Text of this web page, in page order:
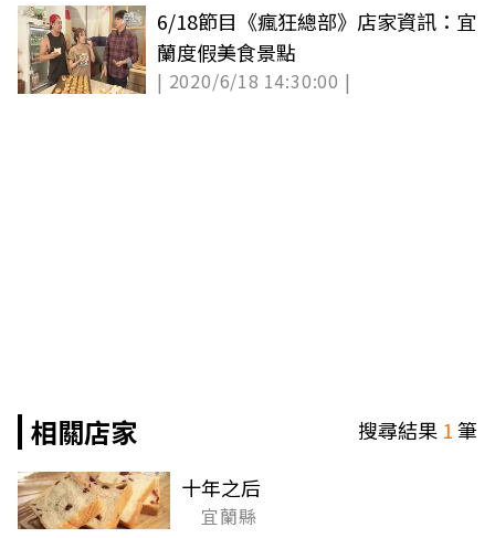
6/18節目《瘋狂總部》店家資訊：宜
蘭度假美食景點
| 2020/6/18 14:30:00 |
相關店家 搜尋結果 1筆
十年之后
宜蘭縣